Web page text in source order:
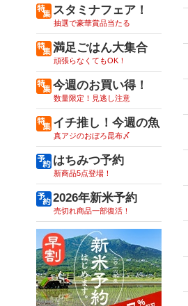
スタミナフェア！
抽選で豪華賞品当たる
満足ごはん大集合
頑張らなくてもOK！
今週のお買い得！
数量限定！見逃し注意
イチ推し！今週の魚
真アジのおぼろ昆布〆
はちみつ予約
新商品5点登場！
2026年新米予約
売切れ商品一部復活！